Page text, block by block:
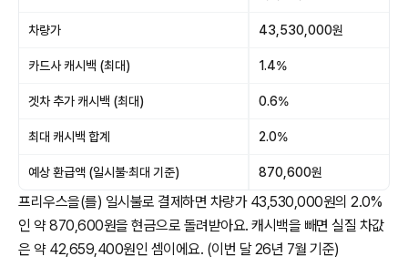
차량가 43,530,000원
카드사 캐시백 (최대) 1.4%
겟차 추가 캐시백 (최대) 0.6%
최대 캐시백 합계 2.0%
예상 환급액 (일시불·최대 기준) 870,600원
프리우스을(를) 일시불로 결제하면 차량가 43,530,000원의 2.0%
인 약 870,600원을 현금으로 돌려받아요. 캐시백을 빼면 실질 차값
은 약 42,659,400원인 셈이에요. (이번 달 26년 7월 기준)